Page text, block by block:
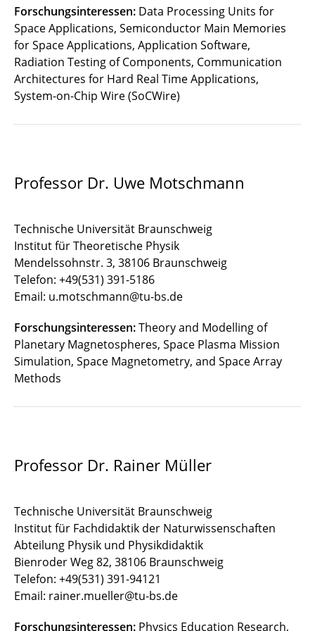
Forschungsinteressen: Data Processing Units for
Space Applications, Semiconductor Main Memories
for Space Applications, Application Software,
Radiation Testing of Components, Communication
Architectures for Hard Real Time Applications,
System-on-Chip Wire (SoCWire)
Professor Dr. Uwe Motschmann
Technische Universität Braunschweig
Institut für Theoretische Physik
Mendelssohnstr. 3, 38106 Braunschweig
Telefon: +49(531) 391-5186
Email: u.motschmann@tu-bs.de
Forschungsinteressen:Theory and Modelling of
Planetary Magnetospheres, Space Plasma Mission
Simulation, Space Magnetometry, and Space Array
Methods
Professor Dr. Rainer Müller
Technische Universität Braunschweig
Institut für Fachdidaktik der Naturwissenschaften
Abteilung Physik und Physikdidaktik
Bienroder Weg 82, 38106 Braunschweig
Telefon: +49(531) 391-94121
Email: rainer.mueller@tu-bs.de
Forschungsinteressen: Physics Education Research,